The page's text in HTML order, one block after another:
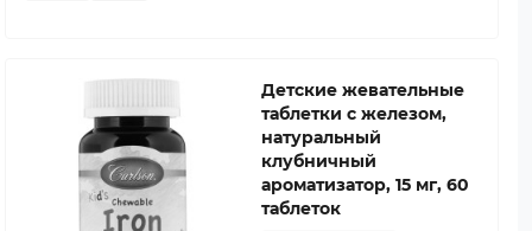
Детские жевательные
таблетки с железом,
натуральный
клубничный
ароматизатор, 15 мг, 60
таблеток